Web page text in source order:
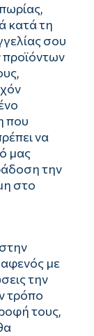
κατά τη
σου
που
να
μας
την
στο
με
την
τρόπο
τους,